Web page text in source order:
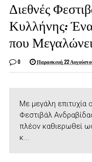
Διεθνές
Κυλλήνης:
που
0 Παρασκευή 22
Με μεγάλη
Φεστιβάλ
πλέον καθιερωθεί
κ...